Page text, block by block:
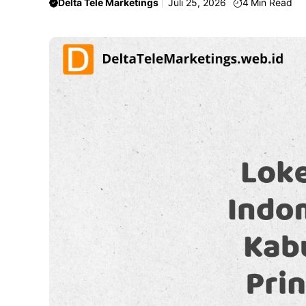
Delta Tele Marketings Juli 25, 2026 4 Min Read